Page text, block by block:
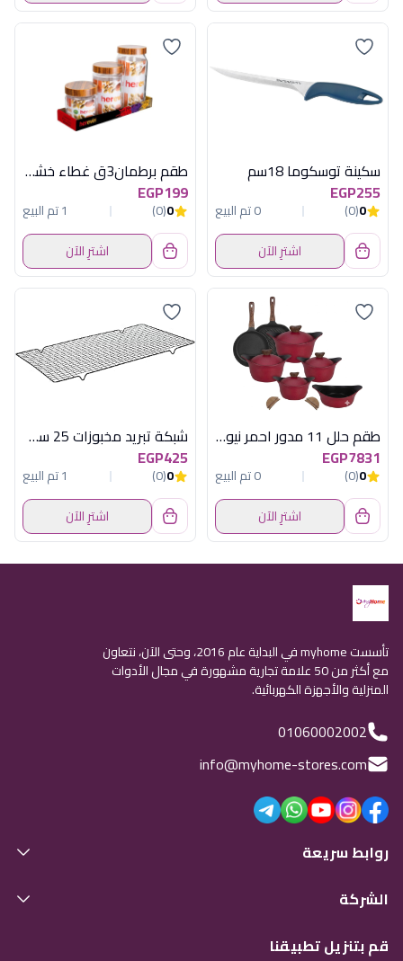
سكينة توسكوما 18سم
EGP255
0
(0)
0 تم البيع
اشترِ الآن
طقم برطمان3ق غطاء خشبي هيريفين
EGP199
0
(0)
1 تم البيع
اشترِ الآن
طقم حلل 11 مدور احمر نيوكلين أكسفورد -R111309
EGP7831
0
(0)
0 تم البيع
اشترِ الآن
شبكة تبريد مخبوزات 25 سم ماربل نيوفلام
EGP425
0
(0)
1 تم البيع
اشترِ الآن
تأسست myhome في البداية عام 2016، وحتى الآن، نتعاون
مع أكثر من 50 علامة تجارية مشهورة في مجال الأدوات
المنزلية والأجهزة الكهربائية.
01060002002
info@myhome-stores.com
روابط سريعة
الشركة
قم بتنزيل تطبيقنا